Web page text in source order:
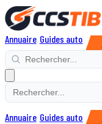
Annuaire Guides auto
Annuaire Guides auto